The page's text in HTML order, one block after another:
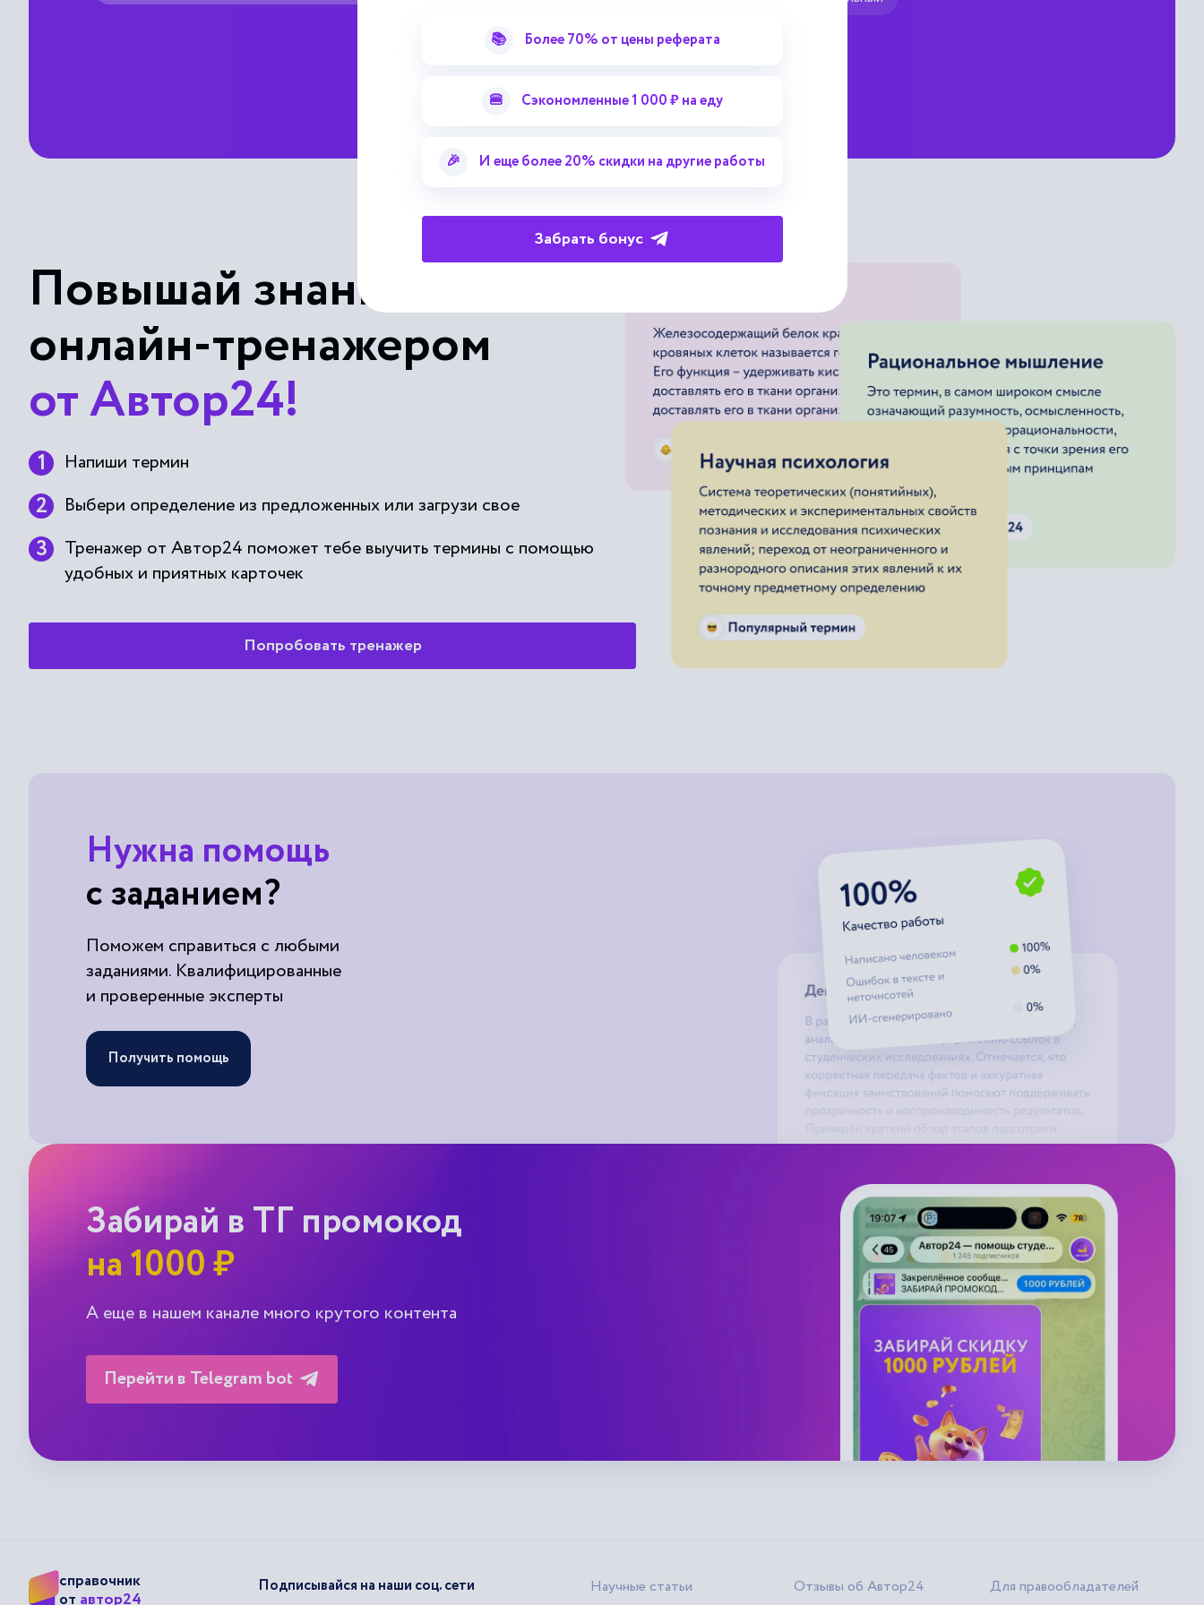
Повышай знания с
онлайн-тренажером
от Автор24!
Напиши термин
Выбери определение из предложенных или загрузи свое
Тренажер от Автор24 поможет тебе выучить термины с помощью
удобных и приятных карточек
Попробовать тренажер
Нужна помощь
с заданием?
Поможем справиться с любыми
заданиями. Квалифицированные
и проверенные эксперты
Получить помощь
Забирай в ТГ промокод
на 1000 ₽
А еще в нашем канале много крутого контента
Перейти в Telegram bot
справочник
от автор24
Подписывайся на наши соц. сети Научные статьи Отзывы об Автор24 Для правообладателей
📚 Более 70% от цены реферата
🍔 Сэкономленные 1 000 ₽ на еду
🎉 И еще более 20% скидки на другие работы
Забрать бонус